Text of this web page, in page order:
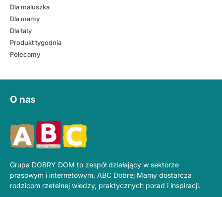
Dla maluszka
Dla mamy
Dla taty
Produkt tygodnia
Polecamy
O nas
Grupa DOBRY DOM to zespół działający w sektorze
prasowym i internetowym. ABC Dobrej Mamy dostarcza
rodzicom rzetelnej wiedzy, praktycznych porad i inspiracji.